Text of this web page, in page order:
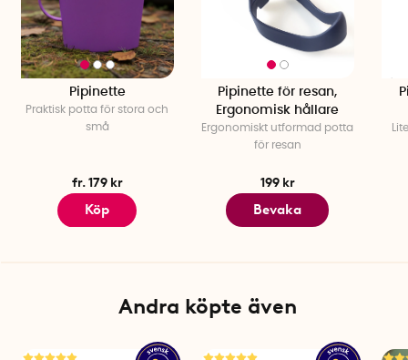
Pipinette
Praktisk potta för stora och
små
fr. 179 kr
Köp
Pipinette för resan,
Ergonomisk hållare
Ergonomiskt utformad potta
för resan
199 kr
Bevaka
Andra köpte även